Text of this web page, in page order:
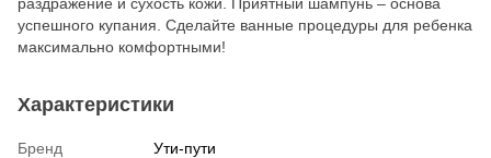
успешного купания. Сделайте ванные процедуры для ребенка
максимально комфортными!
Характеристики
Бренд Ути-пути